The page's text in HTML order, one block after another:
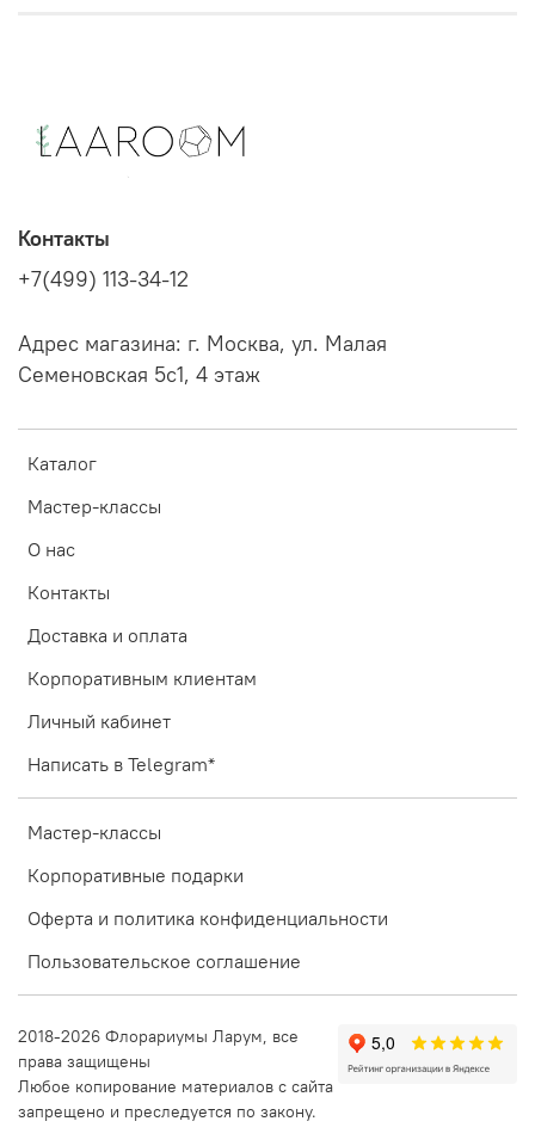
Каталог
Мастер-классы
О нас
Контакты
Доставка и оплата
Корпоративным клиентам
Личный кабинет
Написать в Telegram*
Мастер-классы
Корпоративные подарки
Оферта и политика конфиденциальности
Пользовательское соглашение
Контакты
+7(499) 113-34-12
Адрес магазина: г. Москва, ул. Малая
Семеновская 5с1, 4 этаж
2018-2026 Флорариумы Ларум, все
права защищены
Любое копирование материалов с сайта
запрещено и преследуется по закону.